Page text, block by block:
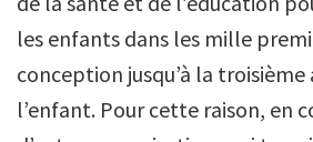
les enfants dans les mille
conception jusqu’à la troisième
l’enfant. Pour cette raison, en